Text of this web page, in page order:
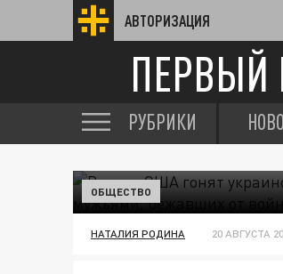
АВТОРИЗАЦИЯ
ПЕРВЫЙ
РУБРИКИ
ОБЩЕСТВО
НАТАЛИЯ РОДИНА 20 АВГУСТА